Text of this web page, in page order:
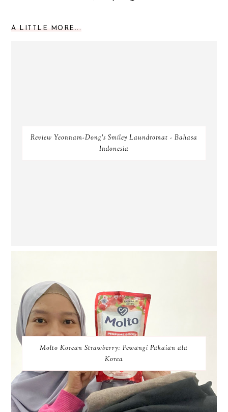
A LITTLE MORE...
Review Yeonnam-Dong's Smiley Laundromat - Bahasa
Indonesia
Molto Korean Strawberry: Pewangi Pakaian ala
Korea